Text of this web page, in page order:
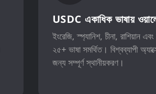
USDC একাধিক ভাষায়
ইংরেজি, স্প্যানিশ, চীনা, রাশিয়ান
২৫+ ভাষা সমর্থিত। বিশ্বব্যাপী
জন্য সম্পূর্ণ স্থানীয়করণ।